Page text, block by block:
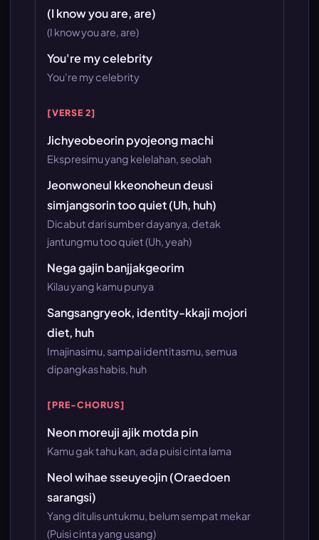
(I know you are, are)
(I know you are, are)
You're my celebrity
You're my celebrity
[VERSE 2]
Jichyeobeorin pyojeong machi
Ekspresimu yang kelelahan, seolah
Jeonwoneul kkeonoheun deusi
simjangsorin too quiet (Uh, huh)
Dicabut dari sumber dayanya, detak
jantungmu too quiet (Uh, yeah)
Nega gajin banjjakgeorim
Kilau yang kamu punya
Sangsangryeok, identity-kkaji mojori
diet, huh
Imajinasimu, sampai identitasmu, semua
dipangkas habis, huh
[PRE-CHORUS]
Neon moreuji ajik motda pin
Kamu gak tahu kan, ada puisi cinta lama
Neol wihae sseuyeojin (Oraedoen
sarangsi)
Yang ditulis untukmu, belum sempat mekar
(Puisi cinta yang usang)